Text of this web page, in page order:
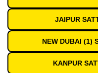
JAIPUR
NEW DUBAI (1)
KANPUR